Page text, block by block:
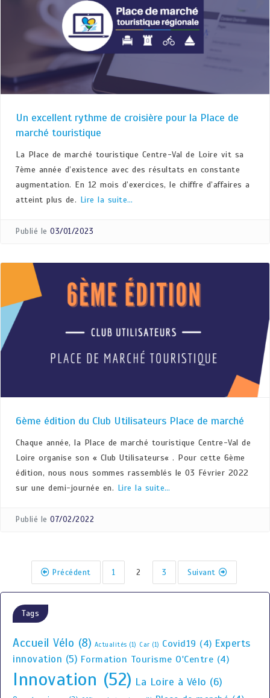
Un excellent rythme de croisière pour la Place de
marché touristique
La Place de marché touristique Centre-Val de Loire vit sa
7ème année d’existence avec des résultats en constante
augmentation. En 12 mois d’exercices, le chiffre d’affaires a
atteint plus de. Lire la suite…
Publié le 03/01/2023
6ème édition du Club Utilisateurs Place de marché
Chaque année, la Place de marché touristique Centre-Val de
Loire organise son « Club Utilisateurs« . Pour cette 6ème
édition, nous nous sommes rassemblés le 03 Février 2022
sur une demi-journée en. Lire la suite…
Publié le 07/02/2022
Précédent 1 2 3 Suivant
Tags
Accueil Vélo (8) Actualités (1) Car (1) Covid19 (4) Experts
innovation (5) Formation Tourisme O'Centre (4)
Innovation (52) La Loire à Vélo (6)